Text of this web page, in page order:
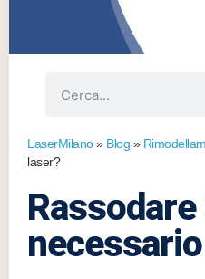
LaserMilano» Blog »
laser?